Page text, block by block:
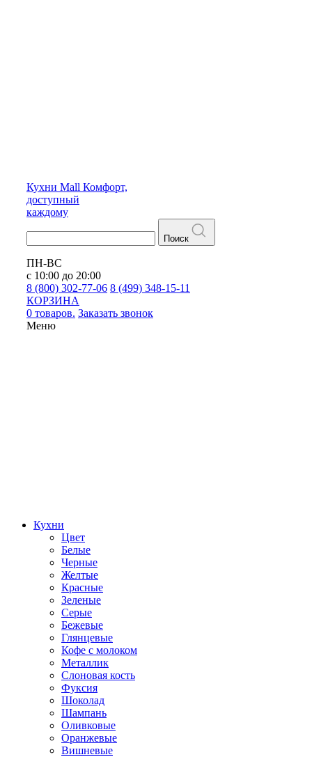
Кухни Mall Комфорт,
доступный
каждому
Поиск
ПН-ВС
с 10:00 до 20:00
8 (800) 302-77-06 8 (499) 348-15-11
КОРЗИНА
0 товаров. Заказать звонок
Меню
Кухни
Цвет
Белые
Черные
Желтые
Красные
Зеленые
Серые
Бежевые
Глянцевые
Кофе с молоком
Металлик
Слоновая кость
Фуксия
Шоколад
Шампань
Оливковые
Оранжевые
Вишневые